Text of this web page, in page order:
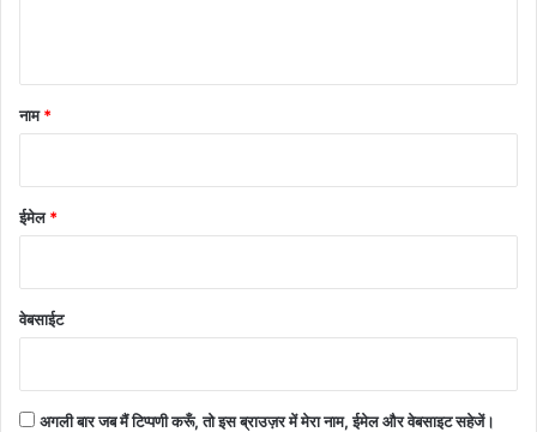
नाम*
ईमेल*
वेबसाईट
अगली बार जब मैं टिप्पणी करूँ, तो इस ब्राउज़र में मेरा नाम, ईमेल और वेबसाइट सहेजें।